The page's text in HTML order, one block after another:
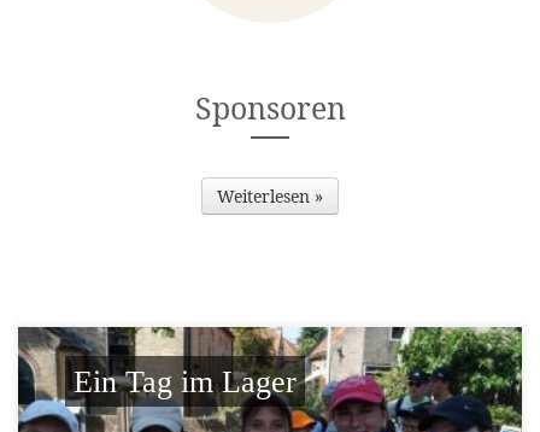
Sponsoren
Weiterlesen »
Ein Tag im Lager